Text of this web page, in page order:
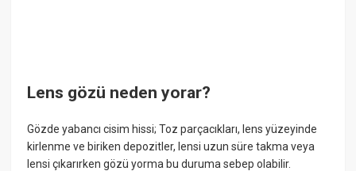
Lens gözü neden yorar?
Gözde yabancı cisim hissi; Toz parçacıkları, lens yüzeyinde
kirlenme ve biriken depozitler, lensi uzun süre takma veya
lensi çıkarırken gözü yorma bu duruma sebep olabilir.